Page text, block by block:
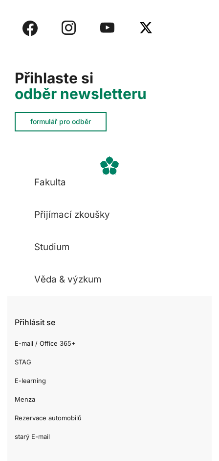
Přihlaste si
odběr newsletteru
formulář pro odběr
Fakulta
Přijímací zkoušky
Studium
Věda & výzkum
Přihlásit se
E-mail / Office 365+
STAG
E-learning
Menza
Rezervace automobilů
starý E-mail